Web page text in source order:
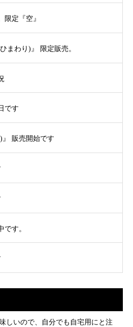
限定『空』
まわり)』 限定販売。
です
』 販売開始です
です。
しいので、自分でも自宅用にと注